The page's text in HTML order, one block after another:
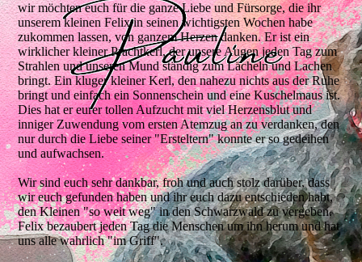
wir möchten euch für die ganze Liebe und Fürsorge, die ihr
unserem kleinen Felix in seinen wichtigsten Wochen habe
zukommen lassen, von ganzem Herzen danken. Er ist ein
wirklicher kleiner Prachtkerl, der unsere Augen jeden Tag zum
Strahlen und unseren Mund ständig zum Lächeln und Lachen
bringt. Ein kluger kleiner Kerl, den nahezu nichts aus der Ruhe
bringt und einfach ein Sonnenschein und eine Kuschelmaus ist.
Dies hat er eurer tollen Aufzucht mit viel Herzensblut und
inniger Zuwendung vom ersten Atemzug an zu verdanken, den
nur durch die Liebe seiner "Ersteltern" konnte er so gedeihen
und aufwachsen.
Wir sind euch sehr dankbar, froh und auch stolz darüber, dass
wir euch gefunden haben und ihr euch dazu entschieden habt,
den Kleinen "so weit weg" in den Schwarzwald zu vergeben.
Felix bezaubert jeden Tag die Menschen um ihn herum und hat
uns alle wahrlich "im Griff".